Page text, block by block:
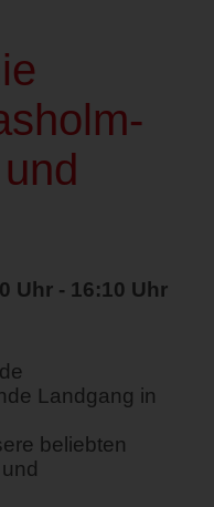
Uhr - 16:10 Uhr
Landgang in
beliebten